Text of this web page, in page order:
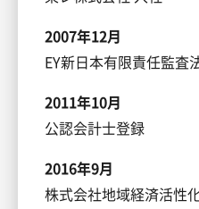
2007年12月
EY新日本有限責任監査
2011年10月
公認会計士登録
2016年9月
株式会社地域経済活性